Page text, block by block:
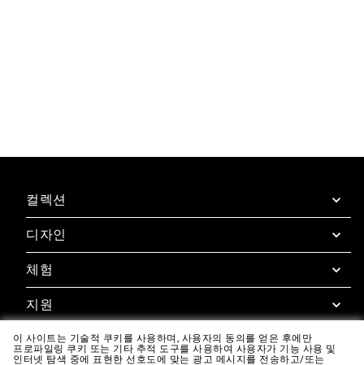
컬렉션
SuperOven
부속품
디자인
디자인 컨시어지
디자인 라운지
다운로드
갤러리
체험
슈퍼오븐 체험
우녹스 카사 앱
지원
보증
이 사이트는 기술적 쿠키를 사용하며, 사용자의 동의를 얻은 후에만
프로파일링 쿠키 또는 기타 추적 도구를 사용하여 사용자가 기능 사용 및
인터넷 탐색 중에 표현한 선호도에 맞는 광고 메시지를 전송하고/또는